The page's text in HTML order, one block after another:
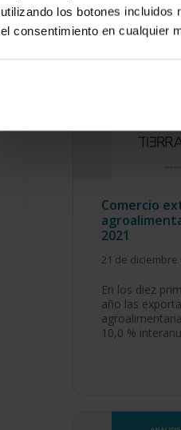
utilizando los botones incluidos
el consentimiento en cualquier
Comercio
2021
21 de diciembre
En los diez
año las
10,0 %